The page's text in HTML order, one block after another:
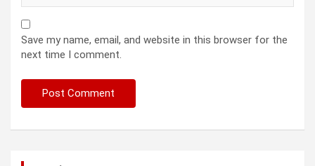
Save my name, email, and website in this browser for the
next time I comment.